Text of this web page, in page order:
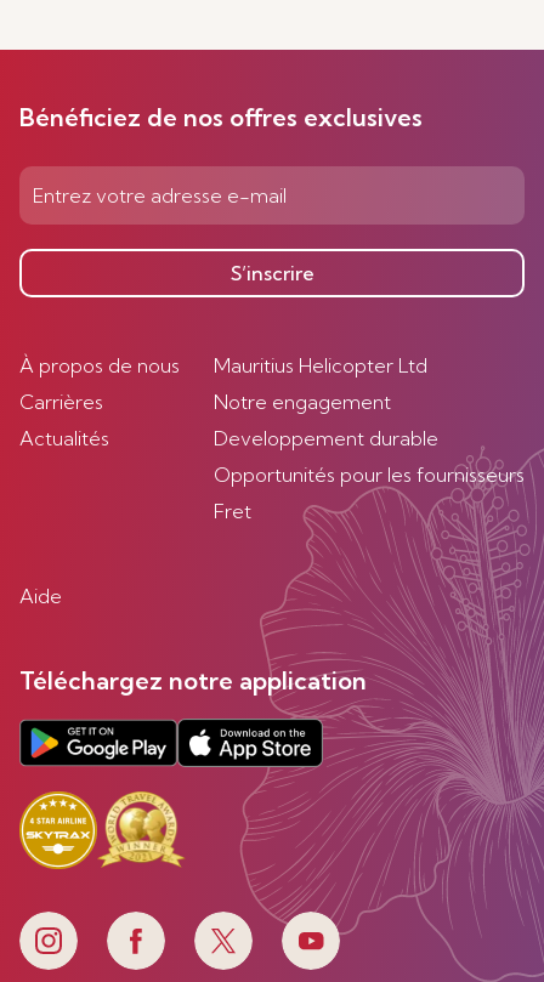
Bénéficiez de nos offres exclusives
S’inscrire
À propos de nous
Carrières
Actualités
Mauritius Helicopter Ltd
Notre engagement
Developpement durable
Opportunités pour les fournisseurs
Fret
Aide
Téléchargez notre application